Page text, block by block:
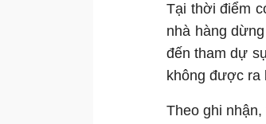
Tại thời điểm
nhà hàng
đến tham dự
không được ra
Theo ghi